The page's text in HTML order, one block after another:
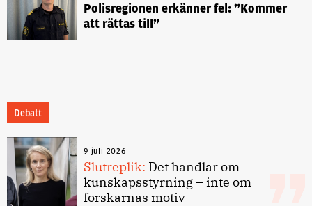
Polisregionen erkänner fel: ”Kommer
att rättas till”
Debatt
9 juli 2026
Slutreplik: Det handlar om
kunskapsstyrning – inte om
forskarnas motiv